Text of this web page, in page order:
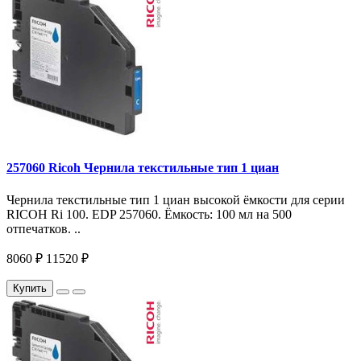
257060 Ricoh Чернила текстильные тип 1 циан
Чернила текстильные тип 1 циан высокой ёмкости для серии
RICOH Ri 100. EDP 257060. Ёмкость: 100 мл на 500
отпечатков. ..
8060 ₽ 11520 ₽
Купить